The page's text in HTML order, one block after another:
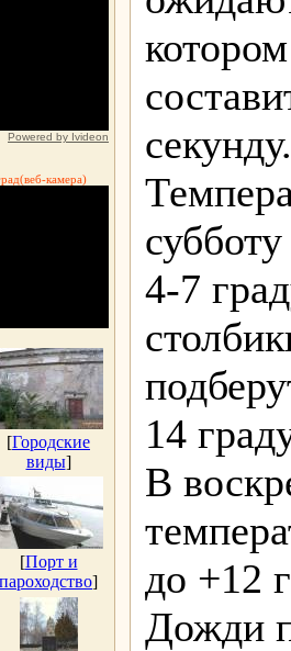
Powered by Ivideon
камера)
[Городские
виды]
[Порт и
пароходство]
секунду.
4-7
14
В
до +12
Дожди